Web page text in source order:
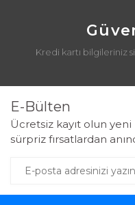
Kredi kartı bilgileriniz
E-Bülten
Ücretsiz kayıt olun
sürpriz fırsatlardan